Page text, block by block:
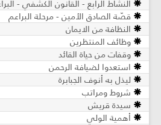
النشاط الرابع - القانون الكشفي -
قصّة الصادق الأمين - مرحلة البراعم
النظافة من الايمان
وظائف المنتظرين
وقفات من حياة القائد
استعدوا لضيافة الرحمن
ليذل به أنوف الجبابرة
شروط ومراتب
سيدة قريش
أهمية الولي